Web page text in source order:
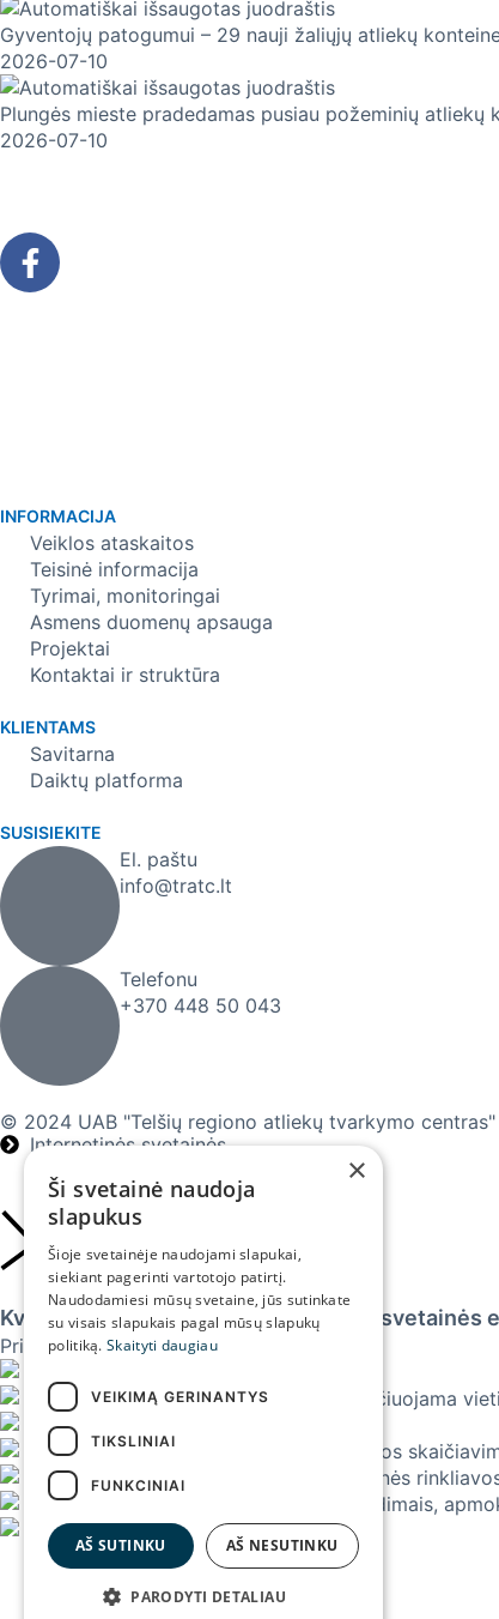
Gyventojų patogumui – 29 nauji žaliųjų atliekų
2026-07-10
Plungės mieste pradedamas pusiau požeminių
2026-07-10
INFORMACIJA
Veiklos ataskaitos
Teisinė informacija
Tyrimai, monitoringai
Asmens duomenų apsauga
Projektai
Kontaktai ir struktūra
KLIENTAMS
Savitarna
Daiktų platforma
SUSISIEKITE
El. paštu
info@tratc.lt
Telefonu
+370 448 50 043
© 2024 UAB "Telšių regiono atliekų tvarkymo centras"
Internetinės svetainės
Kviečiame prisijungti prie savitarnos svetainės
Prisijungus savitarnoje galėsite:
matyti visų objektų, kuriems yra skaičiuojama
greitai pasitikrinti atliktus mokėjimus;
pateikti klausimus dėl vietinės rinkliavos
pateikti prašymus ir dokumentus vietinės
patogiai, vos keliais mygtukų paspaudimais,
matyti konteinerių pakėlimų skaičių.
×
Ši svetainė naudoja
slapukus
Šioje svetainėje naudojami slapukai,
siekiant pagerinti vartotojo patirtį.
Naudodamiesi mūsų svetaine, jūs sutinkate
su visais slapukais pagal mūsų slapukų
politiką. Skaityti daugiau
VEIKIMĄ GERINANTYS
TIKSLINIAI
FUNKCINIAI
AŠ SUTINKU AŠ NESUTINKU
PARODYTI DETALIAU